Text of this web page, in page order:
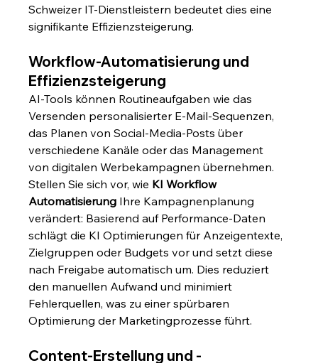
Schweizer IT-Dienstleistern bedeutet dies eine
signifikante Effizienzsteigerung.
Workflow-Automatisierung und
Effizienzsteigerung
AI-Tools können Routineaufgaben wie das
Versenden personalisierter E-Mail-Sequenzen,
das Planen von Social-Media-Posts über
verschiedene Kanäle oder das Management
von digitalen Werbekampagnen übernehmen.
Stellen Sie sich vor, wie KI Workflow
Automatisierung Ihre Kampagnenplanung
verändert: Basierend auf Performance-Daten
schlägt die KI Optimierungen für Anzeigentexte,
Zielgruppen oder Budgets vor und setzt diese
nach Freigabe automatisch um. Dies reduziert
den manuellen Aufwand und minimiert
Fehlerquellen, was zu einer spürbaren
Optimierung der Marketingprozesse führt.
Content-Erstellung und -